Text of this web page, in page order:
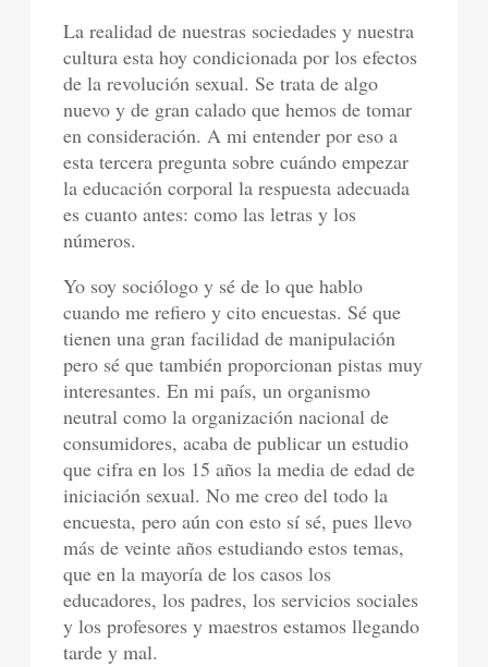
La realidad de nuestras sociedades y nuestra
cultura esta hoy condicionada por los efectos
de la revolución sexual. Se trata de algo
nuevo y de gran calado que hemos de tomar
en consideración. A mi entender por eso a
esta tercera pregunta sobre cuándo empezar
la educación corporal la respuesta adecuada
es cuanto antes: como las letras y los
números.
Yo soy sociólogo y sé de lo que hablo
cuando me refiero y cito encuestas. Sé que
tienen una gran facilidad de manipulación
pero sé que también proporcionan pistas muy
interesantes. En mi país, un organismo
neutral como la organización nacional de
consumidores, acaba de publicar un estudio
que cifra en los 15 años la media de edad de
iniciación sexual. No me creo del todo la
encuesta, pero aún con esto sí sé, pues llevo
más de veinte años estudiando estos temas,
que en la mayoría de los casos los
educadores, los padres, los servicios sociales
y los profesores y maestros estamos llegando
tarde y mal.